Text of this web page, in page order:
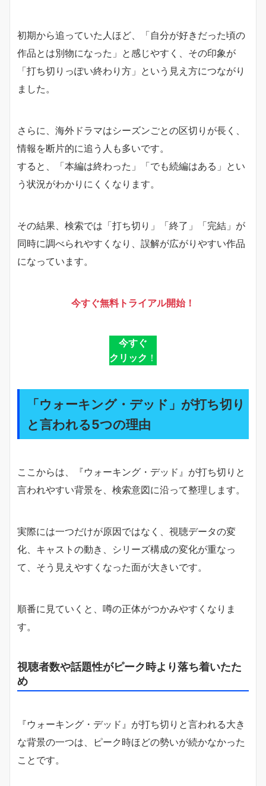
初期から追っていた人ほど、「自分が好きだった頃の
作品とは別物になった」と感じやすく、その印象が
「打ち切りっぽい終わり方」という見え方につながり
ました。
さらに、海外ドラマはシーズンごとの区切りが長く、
情報を断片的に追う人も多いです。
すると、「本編は終わった」「でも続編はある」とい
う状況がわかりにくくなります。
その結果、検索では「打ち切り」「終了」「完結」が
同時に調べられやすくなり、誤解が広がりやすい作品
になっています。
今すぐ無料トライアル開始！
今すぐ
クリック ！
「ウォーキング・デッド」が打ち切り
と言われる5つの理由
ここからは、『ウォーキング・デッド』が打ち切りと
言われやすい背景を、検索意図に沿って整理します。
実際には一つだけが原因ではなく、視聴データの変
化、キャストの動き、シリーズ構成の変化が重なっ
て、そう見えやすくなった面が大きいです。
順番に見ていくと、噂の正体がつかみやすくなりま
す。
視聴者数や話題性がピーク時より落ち着いたた
め
『ウォーキング・デッド』が打ち切りと言われる大き
な背景の一つは、ピーク時ほどの勢いが続かなかった
ことです。